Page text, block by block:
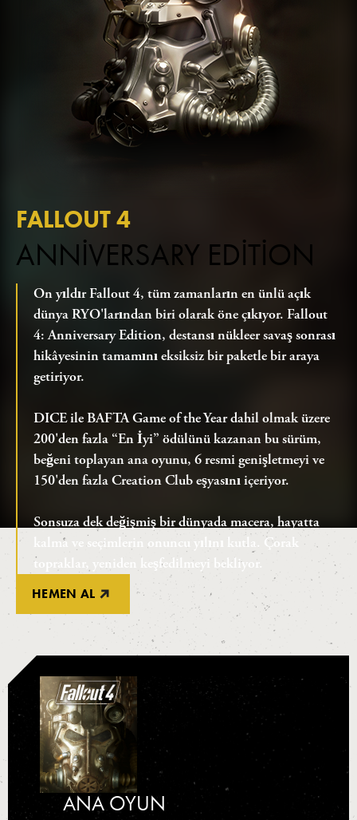
FALLOUT 4
ANNIVERSARY EDITION
On yıldır Fallout 4, tüm zamanların en ünlü açık
dünya RYO'larından biri olarak öne çıkıyor. Fallout
4: Anniversary Edition, destansı nükleer savaş sonrası
hikâyesinin tamamını eksiksiz bir paketle bir araya
getiriyor.
DICE ile BAFTA Game of the Year dahil olmak üzere
200'den fazla “En İyi” ödülünü kazanan bu sürüm,
beğeni toplayan ana oyunu, 6 resmi genişletmeyi ve
150'den fazla Creation Club eşyasını içeriyor.
Sonsuza dek değişmiş bir dünyada macera, hayatta
kalma ve seçimlerin onuncu yılını kutla. Çorak
topraklar, yeniden keşfedilmeyi bekliyor.
HEMEN AL
STANDARD
EDITION
ANA OYUN